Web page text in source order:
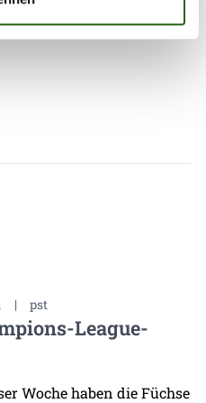
(4), Andersen,
(4), Larsen,
| pst
League-
Woche haben die Füchse